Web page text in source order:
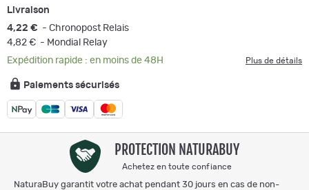
Livraison
4,22 € - Chronopost Relais
4,82 € - Mondial Relay
Expédition rapide : en moins de 48H
Plus de détails
Paiements sécurisés
PROTECTION NATURABUY
Achetez en toute confiance
NaturaBuy garantit votre achat pendant 30 jours en cas de non-